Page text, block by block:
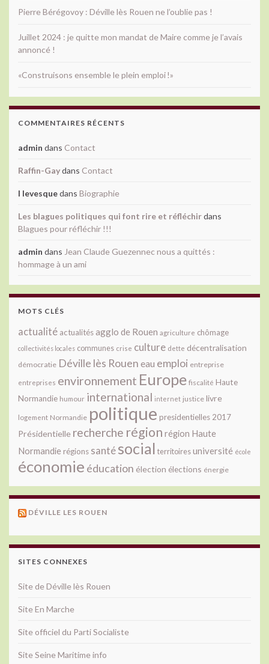
Pierre Bérégovoy : Déville lès Rouen ne l’oublie pas !
Juillet 2024 : je quitte mon mandat de Maire comme je l’avais
annoncé !
«Construisons ensemble le plein emploi !»
COMMENTAIRES RÉCENTS
admin dans Contact
Raffin-Gaydans Contact
l levesquedans Biographie
Les blagues politiques qui font rire et réfléchirdans
Blagues pour réfléchir !!!
admin dans Jean Claude Guezennec nous a quittés :
hommage à un ami
MOTS CLÉS
actualité actualitésagglo de Rouen agriculture chômage
collectivités locales communes crise culture dette décentralisation
démocratie Déville lès Rouen eau emploi entreprise
entreprises environnement Europe fiscalité Haute
Normandie humour international internet justice livre
logement Normandie politique presidentielles 2017
Présidentielle recherche région région Haute
Normandie régions santésocial territoiresuniversité école
économie éducation élection élections énergie
DÉVILLE LES ROUEN
SITES CONNEXES
Site de Déville lès Rouen
Site En Marche
Site officiel du Parti Socialiste
Site Seine Maritime info